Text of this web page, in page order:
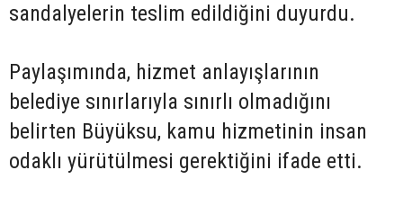
sandalyelerin teslim edildiğini duyurdu.
Paylaşımında, hizmet anlayışlarının
belediye sınırlarıyla sınırlı olmadığını
belirten Büyüksu, kamu hizmetinin insan
odaklı yürütülmesi gerektiğini ifade etti.